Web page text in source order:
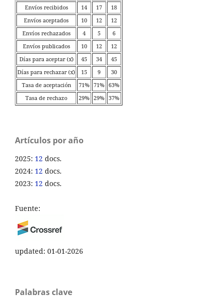
Envíos recibidos
14 17
18
Envíos aceptados
10 12
12
Envíos rechazados
4 5
6
Envíos publicados
10 12
12
Días para aceptar (x̄)
45 34
45
Días para rechazar (x̄)
15 9
30
Tasa de aceptación
71% 71% 63%
Tasa de rechazo
29% 29% 37%
Artículos por año
2025: 12 docs.
2024: 12 docs.
2023: 12 docs.
Fuente:
updated: 01-01-2026
Palabras clave